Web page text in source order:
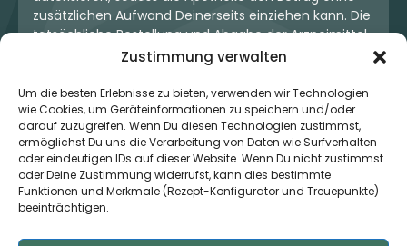
Zustimmung verwalten
Um die besten Erlebnisse zu bieten, verwenden wir Technologien
wie Cookies, um Geräteinformationen zu speichern und/oder
darauf zuzugreifen. Wenn Du diesen Technologien zustimmst,
ermöglichst Du uns die Verarbeitung von Daten wie Surfverhalten
oder eindeutigen IDs auf dieser Website. Wenn Du nicht zustimmst
oder Deine Zustimmung widerrufst, kann dies bestimmte
Funktionen und Merkmale (Rezept-Konfigurator und Treuepunkte)
beeinträchtigen.
zusätzlichen Aufwand Deinerseits einziehen kann. Die
tatsächliche Bestellung und Abgabe der Arzneimittel
erfolgt jedoch ausschließlich über die jeweilige
Dir und der Apotheke. Unser OneStop-Service stellt
kein pharmazeutisches Angebot dar, sondern dient
lediglich der komfortablen Zahlungsabwicklung. Die
Nutzung ist freiwillig und hat keinerlei Einfluss auf die
ärztliche Therapieentscheidung oder die Wahl der
verschriebenen Medikation. Apotheken sind rechtlich
unabhängig und unterliegen den gesetzlichen